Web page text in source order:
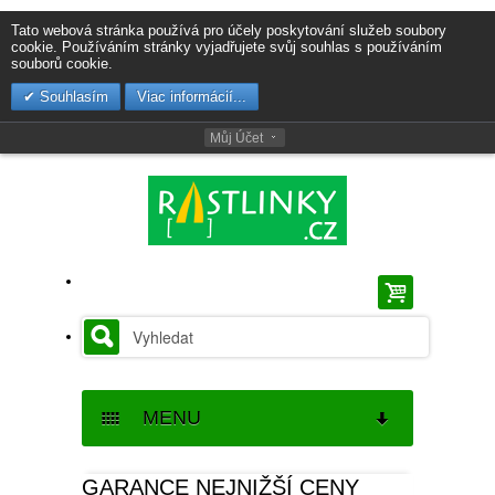
Tato webová stránka používá pro účely poskytování služeb soubory
cookie. Používáním stránky vyjadřujete svůj souhlas s používáním
souborů cookie.
Souhlasím
Viac informácií...
Můj Účet
MENU
SEMENA
GARANCE NEJNIŽŠÍ CENY